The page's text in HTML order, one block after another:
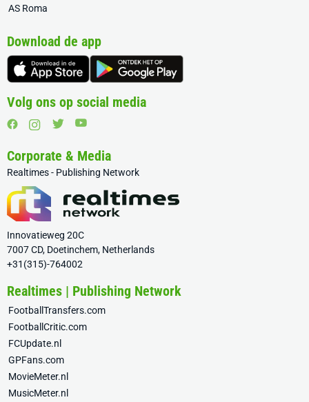
AS Roma
Download de app
Volg ons op social media
Corporate & Media
Realtimes - Publishing Network
Innovatieweg 20C
7007 CD, Doetinchem, Netherlands
+31(315)-764002
Realtimes | Publishing Network
FootballTransfers.com
FootballCritic.com
FCUpdate.nl
GPFans.com
MovieMeter.nl
MusicMeter.nl